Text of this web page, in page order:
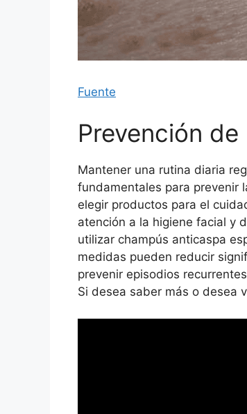
Fuente
Prevención
Mantener una rutina diaria
fundamentales para prevenir
elegir productos para el
atención a la higiene facial y
utilizar champús anticaspa
medidas pueden reducir
prevenir episodios
Si desea saber más o desea